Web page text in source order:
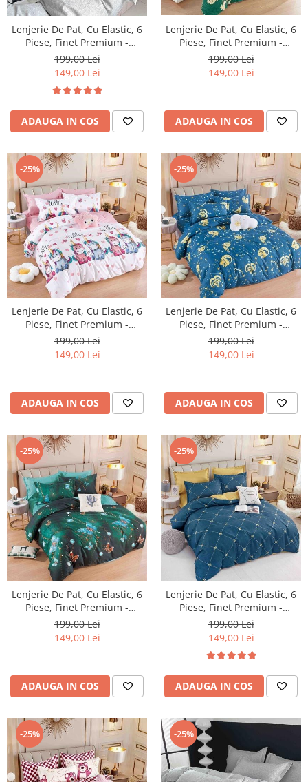
Lenjerie De Pat, Cu Elastic, 6
Piese, Finet Premium -
LPBF6PE24
199,00 Lei
149,00 Lei
ADAUGA IN COS
Lenjerie De Pat, Cu Elastic, 6
Piese, Finet Premium -
LPBF6PE25
199,00 Lei
149,00 Lei
ADAUGA IN COS
-25%
Lenjerie De Pat, Cu Elastic, 6
Piese, Finet Premium -
LPBF6PE27
199,00 Lei
149,00 Lei
ADAUGA IN COS
-25%
Lenjerie De Pat, Cu Elastic, 6
Piese, Finet Premium -
LPBF6PE28
199,00 Lei
149,00 Lei
ADAUGA IN COS
-25%
Lenjerie De Pat, Cu Elastic, 6
Piese, Finet Premium -
LPBF6PE29
199,00 Lei
149,00 Lei
ADAUGA IN COS
-25%
Lenjerie De Pat, Cu Elastic, 6
Piese, Finet Premium -
LPBF6PE30
199,00 Lei
149,00 Lei
ADAUGA IN COS
-25% -25%